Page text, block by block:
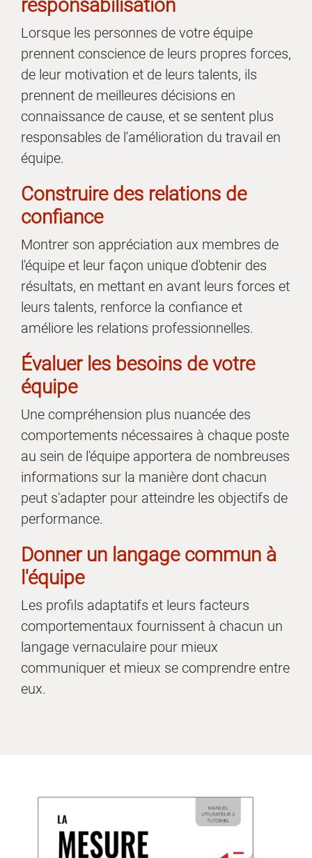
responsabilisation
Lorsque les personnes de votre équipe
prennent conscience de leurs propres forces,
de leur motivation et de leurs talents, ils
prennent de meilleures décisions en
connaissance de cause, et se sentent plus
responsables de l'amélioration du travail en
équipe.
Construire des relations de
confiance
Montrer son appréciation aux membres de
l'équipe et leur façon unique d'obtenir des
résultats, en mettant en avant leurs forces et
leurs talents, renforce la confiance et
améliore les relations professionnelles.
Évaluer les besoins de votre
équipe
Une compréhension plus nuancée des
comportements nécessaires à chaque poste
au sein de l'équipe apportera de nombreuses
informations sur la manière dont chacun
peut s'adapter pour atteindre les objectifs de
performance.
Donner un langage commun à
l'équipe
Les profils adaptatifs et leurs facteurs
comportementaux fournissent à chacun un
langage vernaculaire pour mieux
communiquer et mieux se comprendre entre
eux.